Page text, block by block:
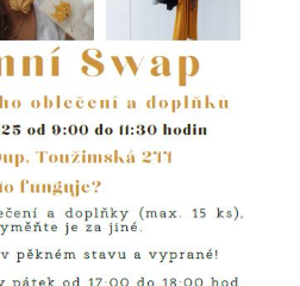
které ukazují
na konkrétní
uživatelé
našeho webu.
Pokud
vypnete
používání
analytických
cookies ve
vztahu k Vaší